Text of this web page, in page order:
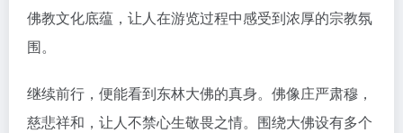
佛教文化底蕴，让人在游览过程中感受到浓厚的宗教氛
围。
继续前行，便能看到东林大佛的真身。佛像庄严肃穆，
慈悲祥和，让人不禁心生敬畏之情。围绕大佛设有多个